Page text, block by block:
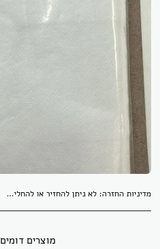
מדיניות החזרה: לא ניתן להחזיר או להחליף בדים אשר גוזרו לפי הזמנת הלקוח. בתקופת משבר הקורונה לא ניתן להחזיר או להחליף פריט כלשהו.
מוצרים דומים